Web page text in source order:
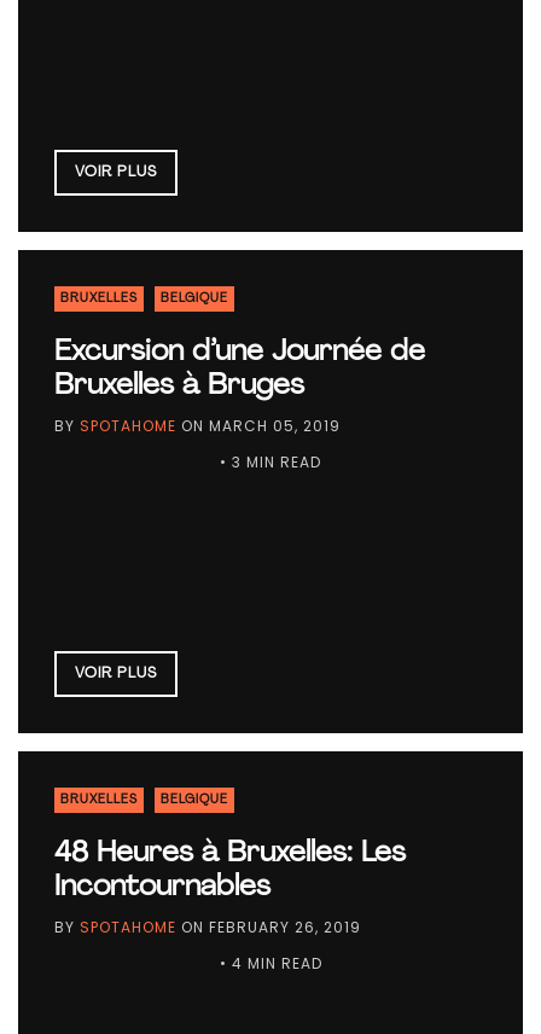
VOIR PLUS
BRUXELLES BELGIQUE
Excursion d’une Journée de
Bruxelles à Bruges
BY SPOTAHOME ON MARCH 05, 2019
• 3 MIN READ
VOIR PLUS
BRUXELLES BELGIQUE
48 Heures à Bruxelles: Les
Incontournables
BY SPOTAHOME ON FEBRUARY 26, 2019
• 4 MIN READ